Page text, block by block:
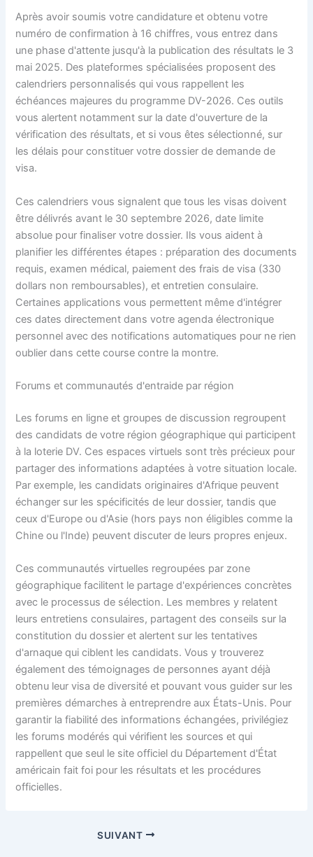
Après avoir soumis votre candidature et obtenu votre
numéro de confirmation à 16 chiffres, vous entrez dans
une phase d'attente jusqu'à la publication des résultats le 3
mai 2025. Des plateformes spécialisées proposent des
calendriers personnalisés qui vous rappellent les
échéances majeures du programme DV-2026. Ces outils
vous alertent notamment sur la date d'ouverture de la
vérification des résultats, et si vous êtes sélectionné, sur
les délais pour constituer votre dossier de demande de
visa.
Ces calendriers vous signalent que tous les visas doivent
être délivrés avant le 30 septembre 2026, date limite
absolue pour finaliser votre dossier. Ils vous aident à
planifier les différentes étapes : préparation des documents
requis, examen médical, paiement des frais de visa (330
dollars non remboursables), et entretien consulaire.
Certaines applications vous permettent même d'intégrer
ces dates directement dans votre agenda électronique
personnel avec des notifications automatiques pour ne rien
oublier dans cette course contre la montre.
Forums et communautés d'entraide par région
Les forums en ligne et groupes de discussion regroupent
des candidats de votre région géographique qui participent
à la loterie DV. Ces espaces virtuels sont très précieux pour
partager des informations adaptées à votre situation locale.
Par exemple, les candidats originaires d'Afrique peuvent
échanger sur les spécificités de leur dossier, tandis que
ceux d'Europe ou d'Asie (hors pays non éligibles comme la
Chine ou l'Inde) peuvent discuter de leurs propres enjeux.
Ces communautés virtuelles regroupées par zone
géographique facilitent le partage d'expériences concrètes
avec le processus de sélection. Les membres y relatent
leurs entretiens consulaires, partagent des conseils sur la
constitution du dossier et alertent sur les tentatives
d'arnaque qui ciblent les candidats. Vous y trouverez
également des témoignages de personnes ayant déjà
obtenu leur visa de diversité et pouvant vous guider sur les
premières démarches à entreprendre aux États-Unis. Pour
garantir la fiabilité des informations échangées, privilégiez
les forums modérés qui vérifient les sources et qui
rappellent que seul le site officiel du Département d'État
américain fait foi pour les résultats et les procédures
officielles.
SUIVANT